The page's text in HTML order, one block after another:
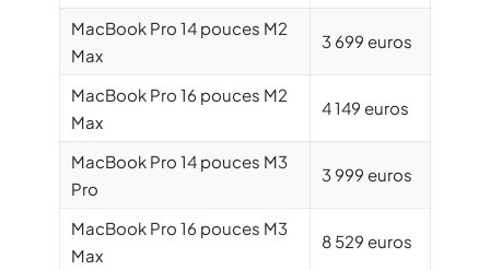
MacBook Pro 14 pouces M2
Max
3 699 euros
MacBook Pro 16 pouces M2
Max
4 149 euros
MacBook Pro 14 pouces M3
Pro
3 999 euros
MacBook Pro 16 pouces M3
Max
8 529 euros